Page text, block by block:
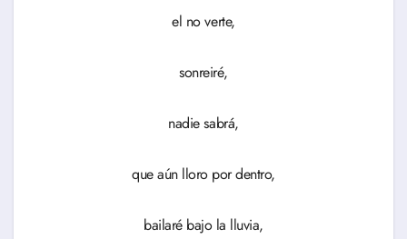
el no verte,
sonreiré,
nadie sabrá,
que aún lloro por dentro,
bailaré bajo la lluvia,